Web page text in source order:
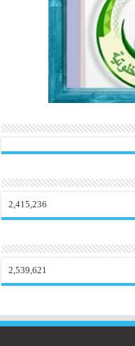
m
2,415,236
2,539,621